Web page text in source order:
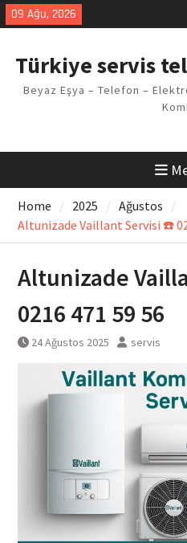
Skip
to
09 Ağu, 2026
Türkiye servis
Beyaz Eşya – Telefon –
Home 2025
Ağustos
Altunizade Vaillant Servisi ☎️
Altunizade
0216 471 59 56
24 Ağustos 2025 servis